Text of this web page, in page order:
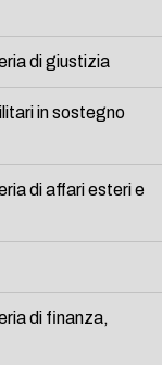
di giustizia
in sostegno
di affari esteri e
di finanza,